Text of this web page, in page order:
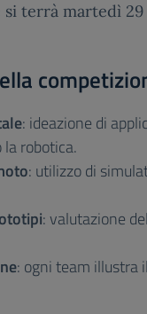
terrà martedì
: ideazione di
robotica.
: utilizzo di
: valutazione
: ogni team illustra